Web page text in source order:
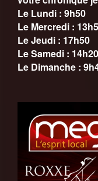
Le Lundi : 9h50
Le Mercredi :
Le Jeudi : 17h50
Le Samedi : 14h20
Le Dimanche :